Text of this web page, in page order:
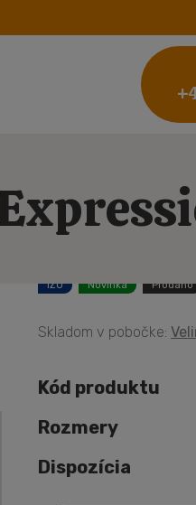
IZO Novinka Prodáno
Skladom v pobočke:
Kód produktu
Rozmery
Dispozícia